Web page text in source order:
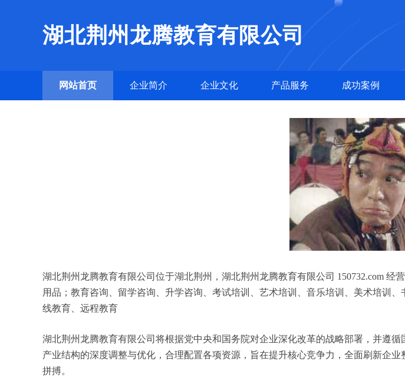
湖北荆州龙腾教育有限公司
网站首页 企业简介 企业文化 产品服务 成功案例
湖北荆州龙腾教育有限公司位于湖北荆州，湖北荆州龙腾教育有限公司 150732.com
用品；教育咨询、留学咨询、升学咨询、考试培训、艺术培训、音乐培训、美术培训
线教育、远程教育
湖北荆州龙腾教育有限公司将根据党中央和国务院对企业深化改革的战略部署，并遵
产业结构的深度调整与优化，合理配置各项资源，旨在提升核心竞争力，全面刷新企
拼搏。